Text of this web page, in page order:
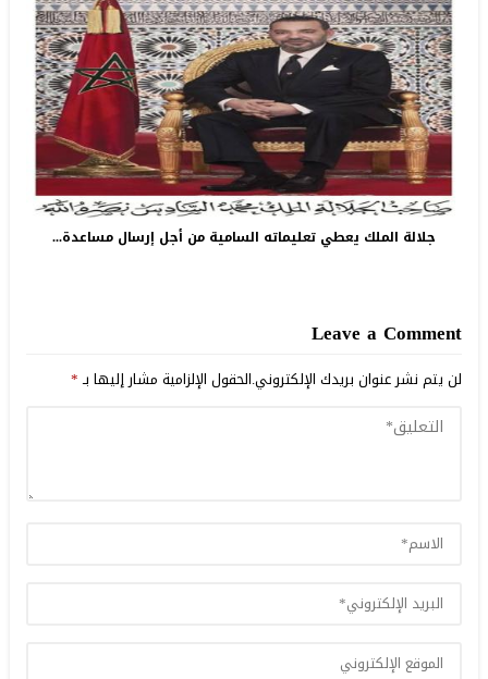
جلالة الملك يعطي تعليماته السامية من أجل إرسال مساعدة...
Leave a Comment
لن يتم نشر عنوان بريدك الإلكتروني.الحقول الإلزامية مشار إليها بـ*